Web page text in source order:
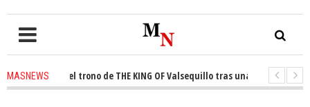
MASNEWSel trono de THE KING OF Valsequillo tras una jornada de